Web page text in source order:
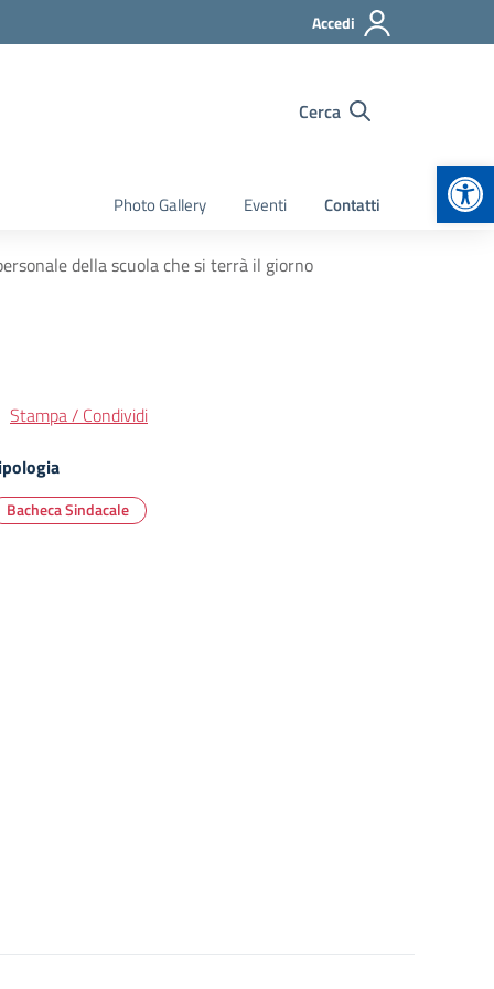
Accedi
Cerca
Photo Gallery Eventi Contatti
della scuola che si terrà il giorno
Stampa / Condividi
Bacheca Sindacale